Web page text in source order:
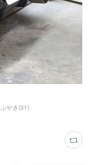
やき (31)